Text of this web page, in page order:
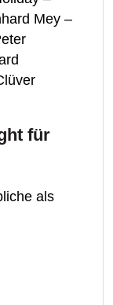
Mey –
für
als